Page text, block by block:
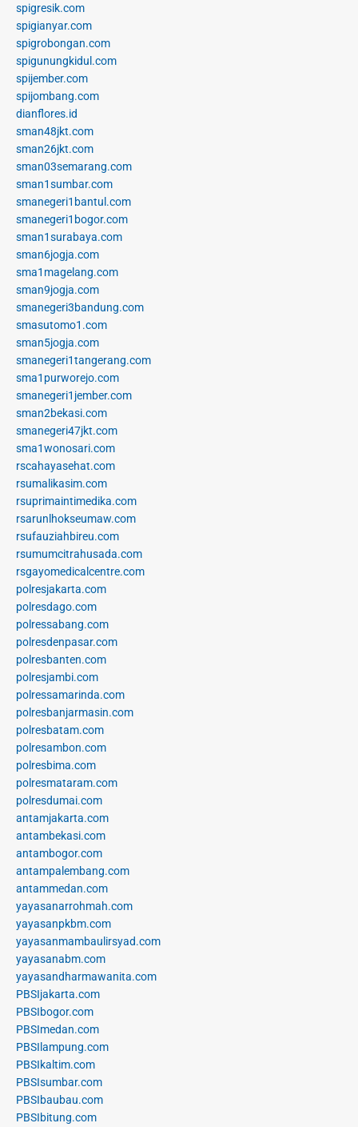
spigresik.com
spigianyar.com
spigrobongan.com
spigunungkidul.com
spijember.com
spijombang.com
dianflores.id
sman48jkt.com
sman26jkt.com
sman03semarang.com
sman1sumbar.com
smanegeri1bantul.com
smanegeri1bogor.com
sman1surabaya.com
sman6jogja.com
sma1magelang.com
sman9jogja.com
smanegeri3bandung.com
smasutomo1.com
sman5jogja.com
smanegeri1tangerang.com
sma1purworejo.com
smanegeri1jember.com
sman2bekasi.com
smanegeri47jkt.com
sma1wonosari.com
rscahayasehat.com
rsumalikasim.com
rsuprimaintimedika.com
rsarunlhokseumaw.com
rsufauziahbireu.com
rsumumcitrahusada.com
rsgayomedicalcentre.com
polresjakarta.com
polresdago.com
polressabang.com
polresdenpasar.com
polresbanten.com
polresjambi.com
polressamarinda.com
polresbanjarmasin.com
polresbatam.com
polresambon.com
polresbima.com
polresmataram.com
polresdumai.com
antamjakarta.com
antambekasi.com
antambogor.com
antampalembang.com
antammedan.com
yayasanarrohmah.com
yayasanpkbm.com
yayasanmambaulirsyad.com
yayasanabm.com
yayasandharmawanita.com
PBSIjakarta.com
PBSIbogor.com
PBSImedan.com
PBSIlampung.com
PBSIkaltim.com
PBSIsumbar.com
PBSIbaubau.com
PBSIbitung.com